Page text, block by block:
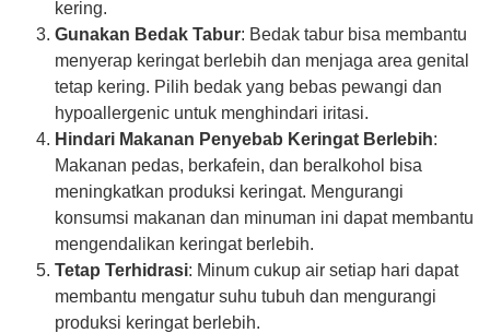
kering.
Gunakan Bedak Tabur: Bedak tabur bisa membantu
menyerap keringat berlebih dan menjaga area genital
tetap kering. Pilih bedak yang bebas pewangi dan
hypoallergenic untuk menghindari iritasi.
Hindari Makanan Penyebab Keringat Berlebih:
Makanan pedas, berkafein, dan beralkohol bisa
meningkatkan produksi keringat. Mengurangi
konsumsi makanan dan minuman ini dapat membantu
mengendalikan keringat berlebih.
Tetap Terhidrasi: Minum cukup air setiap hari dapat
membantu mengatur suhu tubuh dan mengurangi
produksi keringat berlebih.